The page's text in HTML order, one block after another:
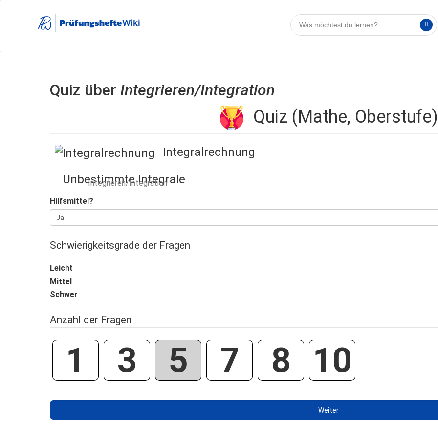
Quiz über Integrieren/Integration
Quiz (Mathe, Oberstufe)
Integralrechnung
Unbestimmte Integrale
Integrieren/Integration
Hilfsmittel?
Schwierigkeitsgrade der Fragen
Leicht
Mittel
Schwer
Anzahl der Fragen
1 3 5 7 8 10